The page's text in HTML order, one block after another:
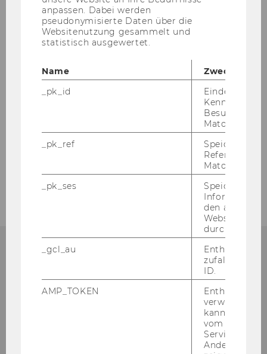
Lernbuddy
Termine WiSe 2024/25
Bildergalerie
anpassen. Dabei werden
pseudonymisierte Daten über die
Websitenutzung gesammelt und
statistisch ausgewertet.
Name
Zweck
_pk_id
Eindeutige
Besuchers
Matomo.
_pk_ref
Speicherung
Referrers
Matomo.
_pk_ses
Speicherung
den aktuellen
durch
_gcl_au
Enthält eine
ID.
AMP_TOKEN
Enthält ein
verwendet
kann, um
vom AMP-
Service
Andere